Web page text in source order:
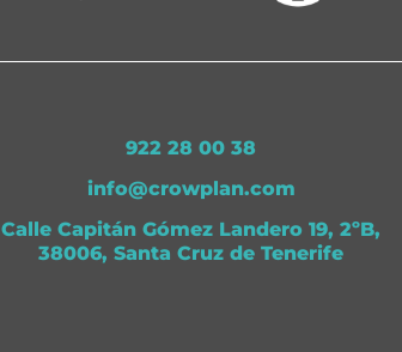
922 28 00 38
info@crowplan.com
Calle Capitán Gómez Landero 19, 2ºB,
38006, Santa Cruz de Tenerife